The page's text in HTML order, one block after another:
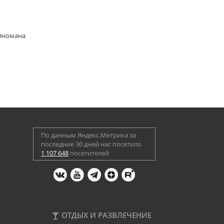
По данным Яндекс.Метрика за
последние 30 дней нас посетило
1 107 648 посетителей
ОТДЫХ И РАЗВЛЕЧЕНИЕ